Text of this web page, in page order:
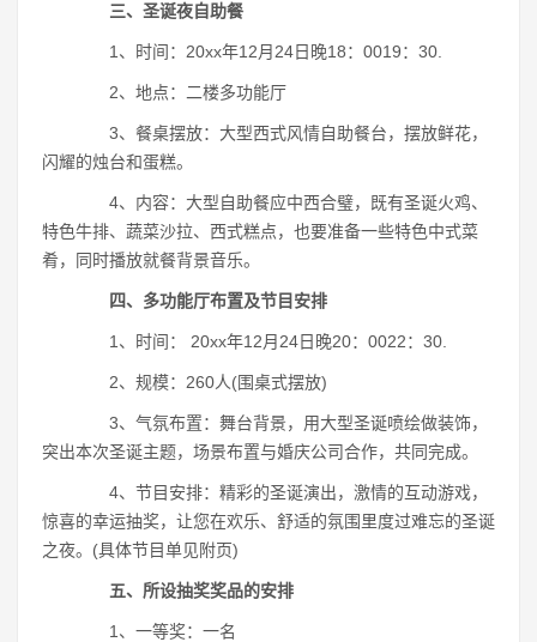
三、圣诞夜自助餐
1、时间：20xx年12月24日晚18：0019：30.
2、地点：二楼多功能厅
3、餐桌摆放：大型西式风情自助餐台，摆放鲜花，
闪耀的烛台和蛋糕。
4、内容：大型自助餐应中西合璧，既有圣诞火鸡、
特色牛排、蔬菜沙拉、西式糕点，也要准备一些特色中式菜
肴，同时播放就餐背景音乐。
四、多功能厅布置及节目安排
1、时间： 20xx年12月24日晚20：0022：30.
2、规模：260人(围桌式摆放)
3、气氛布置：舞台背景，用大型圣诞喷绘做装饰，
突出本次圣诞主题，场景布置与婚庆公司合作，共同完成。
4、节目安排：精彩的圣诞演出，激情的互动游戏，
惊喜的幸运抽奖，让您在欢乐、舒适的氛围里度过难忘的圣诞
之夜。(具体节目单见附页)
五、所设抽奖奖品的安排
1、一等奖：一名